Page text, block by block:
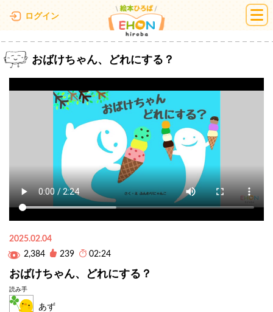
ログイン 絵本ひろば
おばけちゃん、どれにする？
2025.02.04
2,384
239 02:24
おばけちゃん、どれにする？
読み手
あず